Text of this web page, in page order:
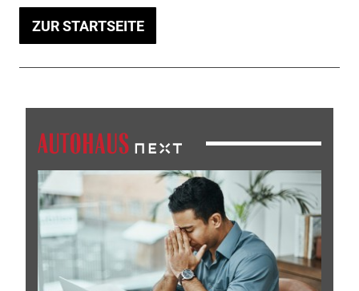
ZUR STARTSEITE